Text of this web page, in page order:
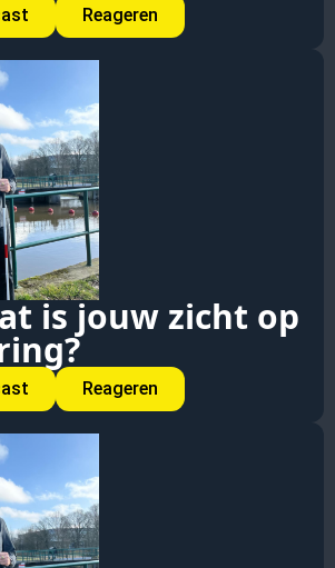
Reageren
is jouw zicht op
Reageren